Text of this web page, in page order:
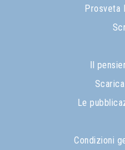
Prosveta
Il
Le
Condizioni